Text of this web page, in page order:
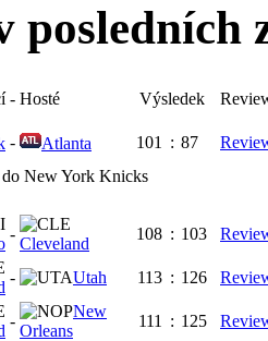
posledních
- Hosté Výsledek
- Atlanta 101 : 87
do New York Knicks
-
Cleveland
108 : 103
- Utah 113 : 126
-
New
Orleans
111 : 125